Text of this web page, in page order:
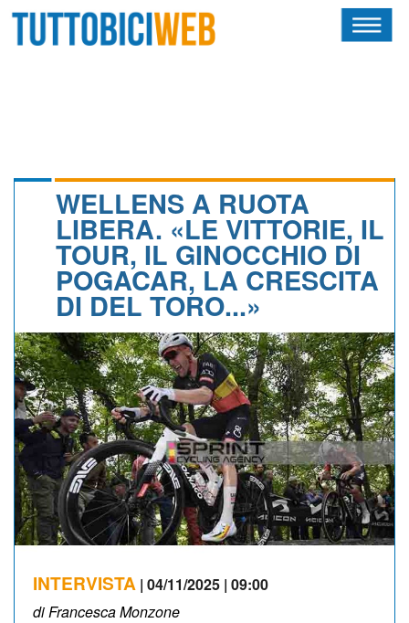
CALENDARIO
ALBI D'ORO
NEWSLETTER
WELLENS A RUOTA
LIBERA. «LE VITTORIE, IL
TOUR, IL GINOCCHIO DI
POGACAR, LA CRESCITA
DI DEL TORO...»
INTERVISTA | 04/11/2025 | 09:00
di Francesca Monzone